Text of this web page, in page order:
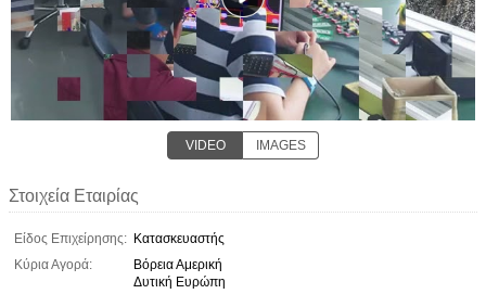
VIDEO IMAGES
Στοιχεία Εταιρίας
Είδος Επιχείρησης: Κατασκευαστής
Κύρια Αγορά:
Βόρεια Αμερική
Δυτική Ευρώπη